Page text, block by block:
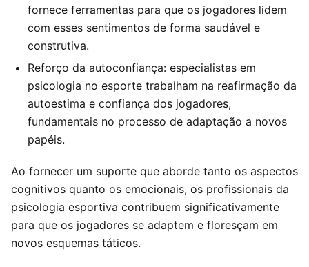
fornece ferramentas para que os jogadores lidem
com esses sentimentos de forma saudável e
construtiva.
Reforço da autoconfiança: especialistas em
psicologia no esporte trabalham na reafirmação da
autoestima e confiança dos jogadores,
fundamentais no processo de adaptação a novos
papéis.
Ao fornecer um suporte que aborde tanto os aspectos
cognitivos quanto os emocionais, os profissionais da
psicologia esportiva contribuem significativamente
para que os jogadores se adaptem e floresçam em
novos esquemas táticos.